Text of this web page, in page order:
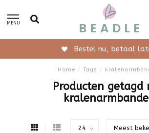
MENU
Bestel nu, betaal
Home / Tags /
Producten getagd